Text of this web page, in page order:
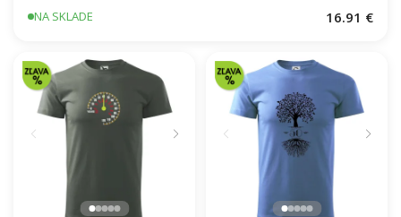
NA SKLADE 16.91 €